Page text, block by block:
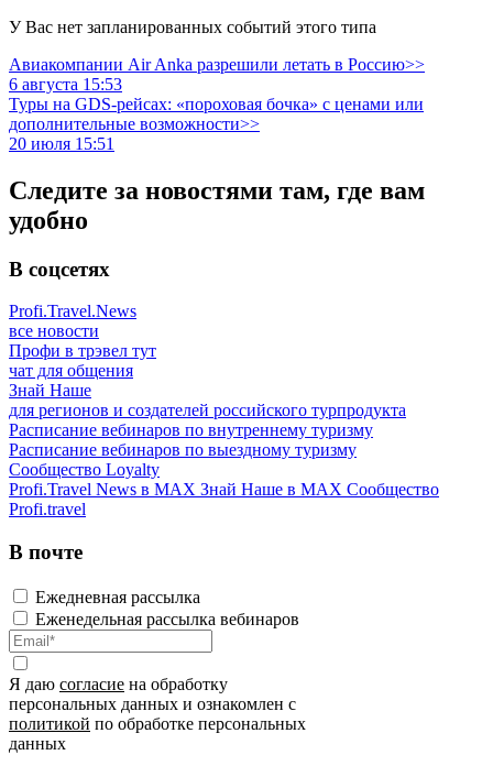
У Вас нет запланированных событий этого типа
Авиакомпании Air Anka разрешили летать в Россию>>
6 августа 15:53
Туры на GDS-рейсах: «пороховая бочка» с ценами или
дополнительные возможности>>
20 июля 15:51
Следите за новостями там, где вам
удобно
В соцсетях
Profi.Travel.News
все новости
Профи в трэвел тут
чат для общения
Знай Наше
для регионов и создателей российского турпродукта
Расписание вебинаров по внутреннему туризму
Расписание вебинаров по выездному туризму
Сообщество Loyalty
Profi.Travel News в MAX Знай Наше в MAX Сообщество
Profi.travel
В почте
Ежедневная рассылка
Еженедельная рассылка вебинаров
Я даю согласие на обработку
персональных данных и ознакомлен с
политикой по обработке персональных
данных